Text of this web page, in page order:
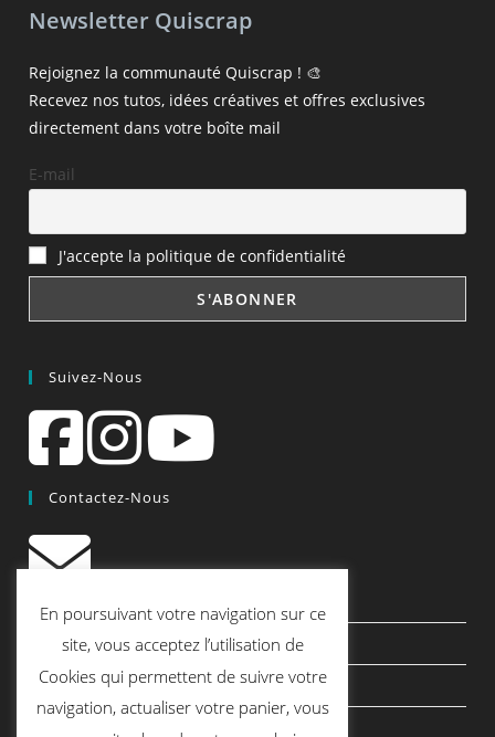
Newsletter Quiscrap
Rejoignez la communauté Quiscrap ! 🎨
Recevez nos tutos, idées créatives et offres exclusives
directement dans votre boîte mail
E-mail
J'accepte la politique de confidentialité
Suivez-Nous
Contactez-Nous
contact@quiscrap.fr
Les Fiches Techniques et les Tutos
Le Blog
Conditions générales de vente
En poursuivant votre navigation sur ce
site, vous acceptez l’utilisation de
Cookies qui permettent de suivre votre
navigation, actualiser votre panier, vous